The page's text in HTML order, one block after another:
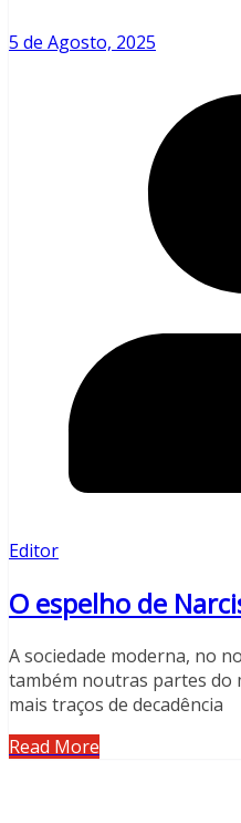
5 de Agosto, 2025
Editor
O espelho de
A sociedade moderna, no
também noutras partes do
mais traços de decadência
Read More